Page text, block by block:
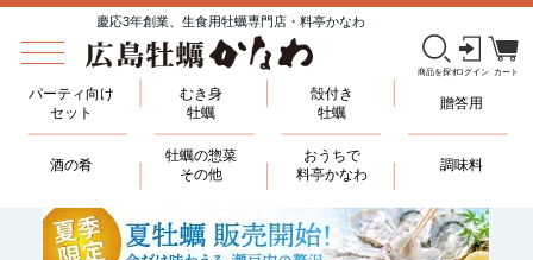
慶応3年創業、生食用牡蠣専門店・料亭かなわ
パーティ向け
セット
むき身
牡蠣
殻付き
牡蠣
贈答用
酒の肴
牡蠣の惣菜
その他
おうちで
料亭かなわ
調味料